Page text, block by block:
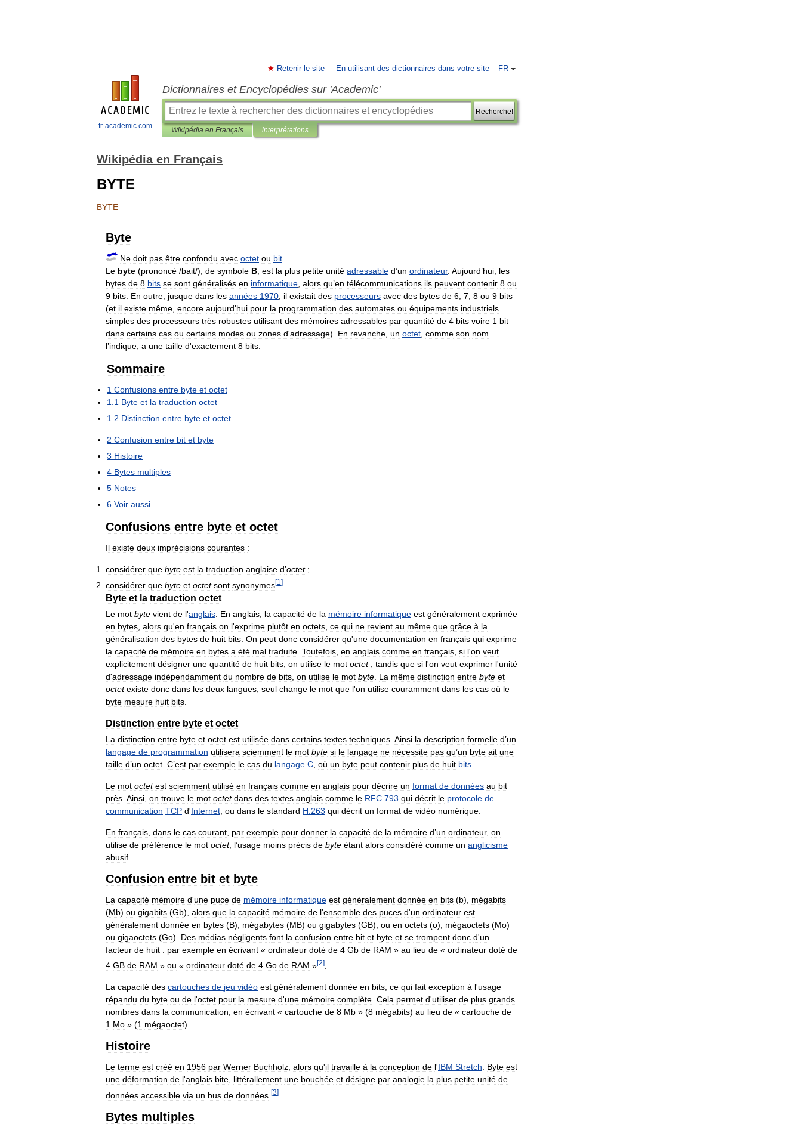
fr-academic.com
FR
Retenir le site En utilisant des dictionnaires dans votre site
Dictionnaires et Encyclopédies sur 'Academic'
Recherche!
Wikipédia en Français interprétations
Wikipédia en Français
BYTE
BYTE
Byte
Ne doit pas être confondu avec octet ou bit
Le byte (prononcé /bait/), de symbole B est la plus petite unité adressable d’un ordinateur. Aujourd’hui les
bytes de 8 bits se sont généralisés en informatique alors qu’en télécommunications ils peuvent contenir 8 ou
9 bits En outre jusque dans les années 1970 il existait des processeurs avec des bytes de 6 7 8 ou 9 bits
(et il existe même encore aujourd'hui pour la programmation des automates ou équipements industriels
simples des processeurs très robustes utilisant des mémoires adressables par quantité de 4 bits voire 1 bit
dans certains cas ou certains modes ou zones d'adressage). En revanche un octet comme son nom
l’indique a une taille d'exactement 8 bits
Sommaire
1 Confusions entre byte et octet
1 1 Byte et la traduction octet
1 2 Distinction entre byte et octet
2 Confusion entre bit et byte
3 Histoire
4 Bytes multiples
5 Notes
6 Voir aussi
Confusions entre byte et octet
Il existe deux imprécisions courantes :
considérer que byte est la traduction anglaise d’octet;
considérer que byte et octet sont synonymes[1 ]
Byte et la traduction octet
Le mot byte vient de l'anglais En anglais la capacité de la mémoire informatique est généralement exprimée
en bytes alors qu'en français on l'exprime plutôt en octets ce qui ne revient au même que grâce à la
généralisation des bytes de huit bits On peut donc considérer qu'une documentation en français qui exprime
la capacité de mémoire en bytes a été mal traduite Toutefois en anglais comme en français si l'on veut
explicitement désigner une quantité de huit bits on utilise le mot octet; tandis que si l'on veut exprimer l'unité
d'adressage indépendamment du nombre de bits on utilise le mot byte La même distinction entre byte et
octet existe donc dans les deux langues seul change le mot que l'on utilise couramment dans les cas où le
byte mesure huit bits
Distinction entre byte et octet
La distinction entre byte et octet est utilisée dans certains textes techniques Ainsi la description formelle d’un
langage de programmation utilisera sciemment le mot byte si le langage ne nécessite pas qu’un byte ait une
taille d’un octet C’est par exemple le cas du langage C où un byte peut contenir plus de huit bits
Le mot octet est sciemment utilisé en français comme en anglais pour décrire un format de données au bit
près Ainsi on trouve le mot octet dans des textes anglais comme le RFC 793 qui décrit le protocole de
communication TCP d'Internet ou dans le standard H 263 qui décrit un format de vidéo numérique
En français dans le cas courant par exemple pour donner la capacité de la mémoire d’un ordinateur, on
utilise de préférence le mot octet, l’usage moins précis de byte étant alors considéré comme un anglicisme
abusif
Confusion entre bit et byte
La capacité mémoire d'une puce de mémoire informatique est généralement donnée en bits (b), mégabits
(Mb) ou gigabits (Gb), alors que la capacité mémoire de l'ensemble des puces d'un ordinateur est
généralement donnée en bytes (B), mégabytes (MB) ou gigabytes (GB), ou en octets (o), mégaoctets (Mo)
ou gigaoctets (Go). Des médias négligents font la confusion entre bit et byte et se trompent donc d'un
facteur de huit : par exemple en écrivant « ordinateur doté de 4 Gb de RAM » au lieu de « ordinateur doté de
4 GB de RAM » ou « ordinateur doté de 4 Go de RAM »[2]
La capacité des cartouches de jeu vidéo est généralement donnée en bits, ce qui fait exception à l'usage
répandu du byte ou de l'octet pour la mesure d'une mémoire complète. Cela permet d'utiliser de plus grands
nombres dans la communication, en écrivant « cartouche de 8 Mb » (8 mégabits) au lieu de « cartouche de
1 Mo » (1 mégaoctet).
Histoire
Le terme est créé en 1956 par Werner Buchholz, alors qu'il travaille à la conception de l'IBM Stretch. Byte est
une déformation de l'anglais bite, littérallement une bouchée et désigne par analogie la plus petite unité de
données accessible via un bus de données [3]
Bytes multiples